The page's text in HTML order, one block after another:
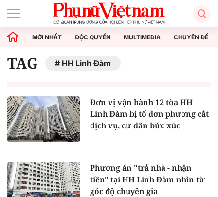
MỚI NHẤT ĐỘC QUYỀN MULTIMEDIA CHUYÊN ĐỀ
TAG HH Linh Đàm
Đơn vị vận hành 12 tòa HH
Linh Đàm bị tố đơn phương cắt
dịch vụ, cư dân bức xúc
Phương án "trả nhà - nhận
tiền" tại HH Linh Đàm nhìn từ
góc độ chuyên gia